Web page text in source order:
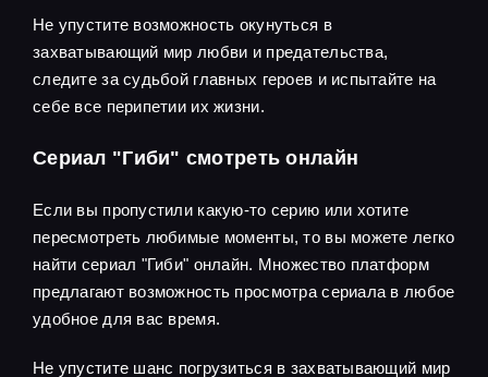
Не упустите возможность окунуться в
захватывающий мир любви и предательства,
следите за судьбой главных героев и испытайте на
себе все перипетии их жизни.
Сериал "Гиби" смотреть онлайн
Если вы пропустили какую-то серию или хотите
пересмотреть любимые моменты, то вы можете легко
найти сериал "Гиби" онлайн. Множество платформ
предлагают возможность просмотра сериала в любое
удобное для вас время.
Не упустите шанс погрузиться в захватывающий мир